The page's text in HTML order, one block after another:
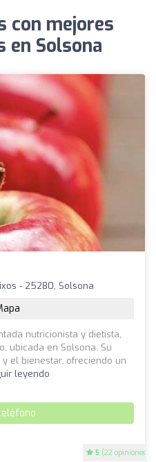
con mejores
en Solsona
5 (22 opiniones)
- 25280, Solsona
nutricionista y dietista,
ubicada en Solsona. Su
el bienestar, ofreciendo un
leyendo